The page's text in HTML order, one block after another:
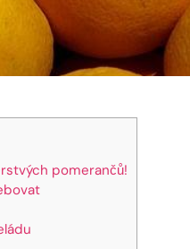
pomerančů!